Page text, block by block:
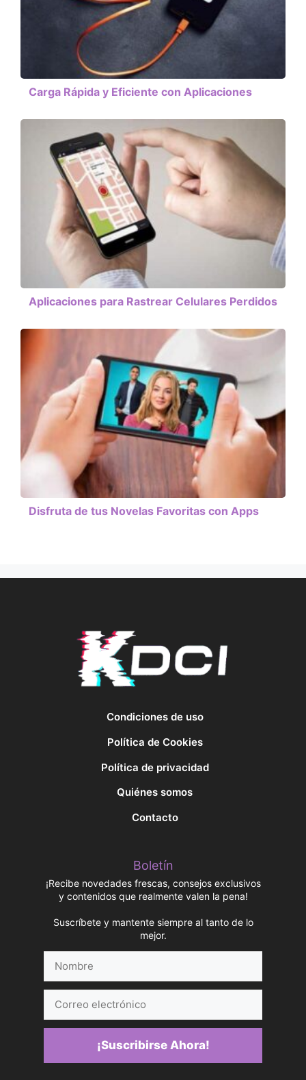
Carga Rápida y Eficiente con Aplicaciones
Aplicaciones para Rastrear Celulares Perdidos
Disfruta de tus Novelas Favoritas con Apps
Condiciones de uso
Política de Cookies
Política de privacidad
Quiénes somos
Contacto
Boletín
¡Recibe novedades frescas, consejos exclusivos
y contenidos que realmente valen la pena!
Suscríbete y mantente siempre al tanto de lo
mejor.
electrónico
¡Suscribirse Ahora!